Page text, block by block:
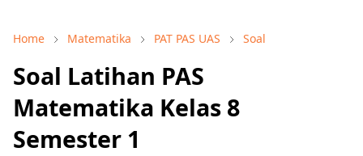
Home Matematika PAT PAS UAS Soal
Soal Latihan PAS
Matematika Kelas 8
Semester 1